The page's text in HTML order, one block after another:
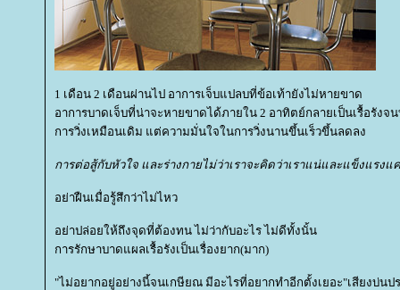
1 เดือน 2 เดือนผ่านไป อาการเจ็บแปลบที่ข้อเท้ายังไม่หายขาด
อาการบาดเจ็บที่น่าจะหายขาดได้ภายใน 2 อาทิตย์กลายเป็นเรื้อรัง
การวิ่งเหมือนเดิม แต่ความมั่นใจในการวิ่งนานขึ้นเร็วขึ้นลดลง
การต่อสู้กับหัวใจ และร่างกายไม่ว่าเราจะคิดว่าเราแน่และแข็งแรง
อย่าฝืนเมื่อรู้สึกว่าไม่ไหว
อย่าปล่อยให้ถึงจุดที่ต้องทน ไม่ว่ากับอะไร ไม่ดีทั้งนั้น
การรักษาบาดแผลเรื้อรังเป็นเรื่องยาก(มาก)
"ไม่อยากอยู่อย่างนี้จนเกษียณ มีอะไรที่อยากทำอีกตั้งเยอะ"เสียงบ่นป